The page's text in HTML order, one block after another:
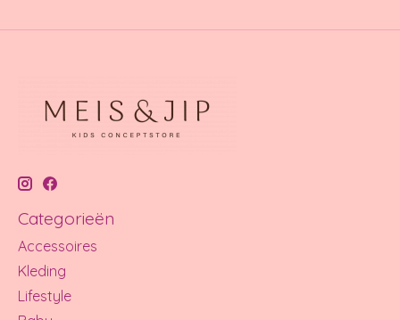
Categorieën
Accessoires
Kleding
Lifestyle